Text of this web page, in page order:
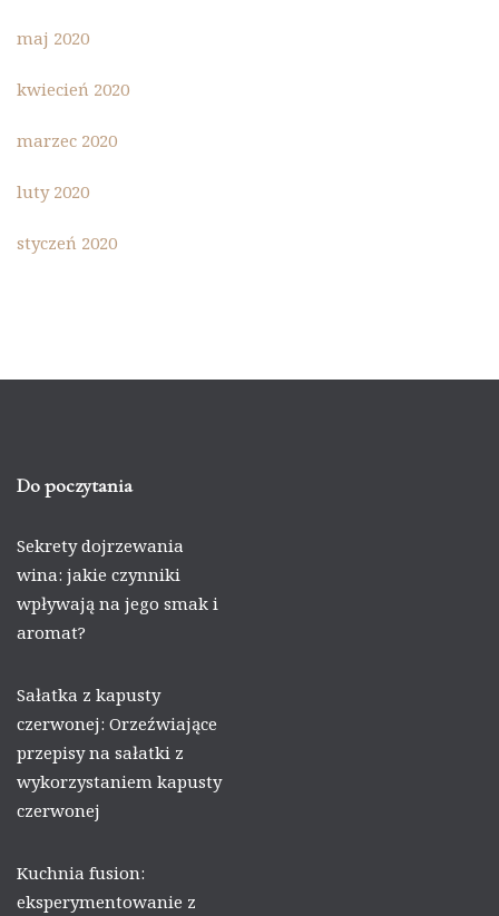
maj 2020
kwiecień 2020
marzec 2020
luty 2020
styczeń 2020
Do poczytania
Sekrety dojrzewania
wina: jakie czynniki
wpływają na jego smak i
aromat?
Sałatka z kapusty
czerwonej: Orzeźwiające
przepisy na sałatki z
wykorzystaniem kapusty
czerwonej
Kuchnia fusion:
eksperymentowanie z